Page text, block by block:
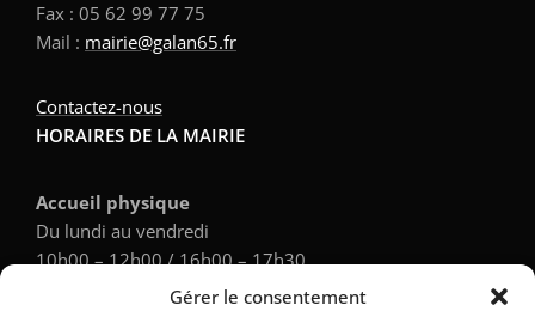
Gérer le consentement
Fax : 05 62 99 77 75
Mail : mairie@galan65.fr
Contactez-nous
HORAIRES DE LA MAIRIE
Accueil physique
Du lundi au vendredi
10h00 – 12h00 / 16h00 – 17h30